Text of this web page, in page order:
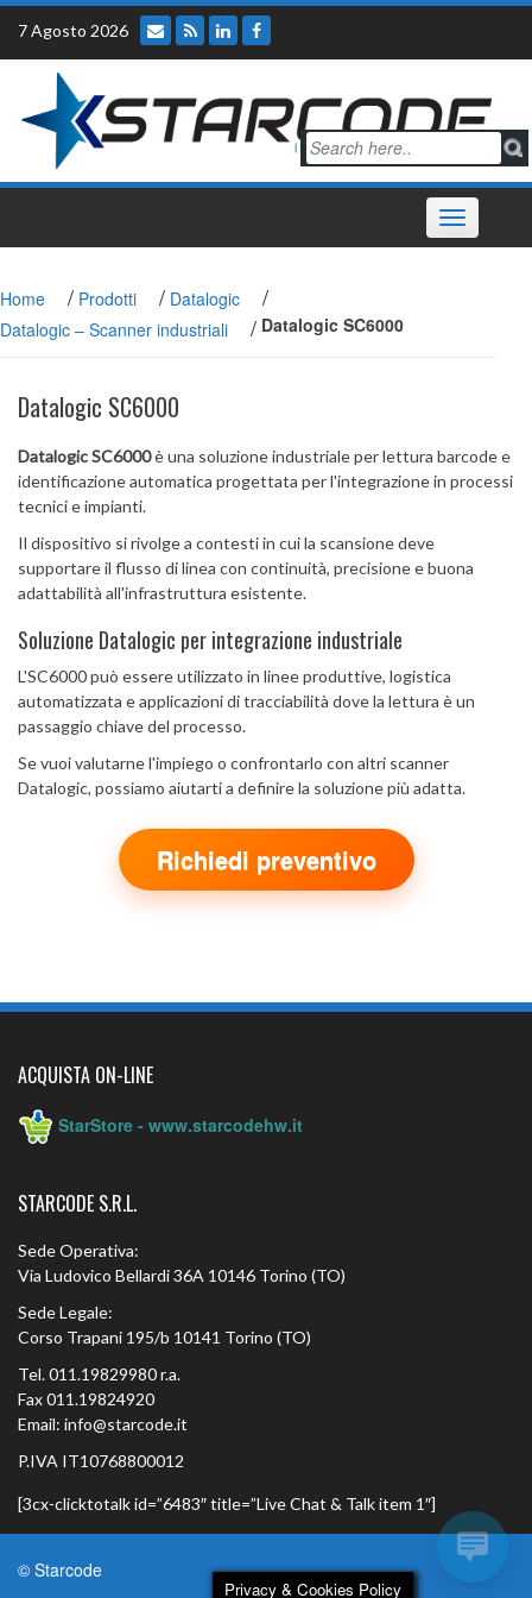
Skip
content
7 Agosto 2026
Toggle
navigation
Home / Prodotti / Datalogic /
Datalogic – Scanner industriali / Datalogic SC6000
Datalogic SC6000
Datalogic SC6000è una soluzione industriale per lettura barcode e
identificazione automatica progettata per l'integrazione in processi
tecnici e impianti.
Il dispositivo si rivolge a contesti in cui la scansione deve
supportare il flusso di linea con continuità, precisione e buona
adattabilità all'infrastruttura esistente.
Soluzione Datalogic per integrazione industriale
L'SC6000 può essere utilizzato in linee produttive, logistica
automatizzata e applicazioni di tracciabilità dove la lettura è un
passaggio chiave del processo.
Se vuoi valutarne l'impiego o confrontarlo con altri scanner
Datalogic, possiamo aiutarti a definire la soluzione più adatta.
Richiedi preventivo
ACQUISTA ON-LINE
StarStore - www.starcodehw.it
STARCODE S.R.L.
Sede Operativa:
Via Ludovico Bellardi 36A 10146 Torino (TO)
Sede Legale:
Corso Trapani 195/b 10141 Torino (TO)
Tel. 011.19829980 r.a.
Fax 011.19824920
Email: info@starcode.it
P.IVA IT10768800012
[3cx-clicktotalk id=”6483″ title=”Live Chat & Talk item 1″]
© Starcode
Privacy & Cookies Policy